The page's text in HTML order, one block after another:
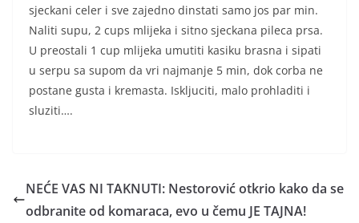
sjeckani celer i sve zajedno dinstati samo jos par min.
Naliti supu, 2 cups mlijeka i sitno sjeckana pileca prsa.
U preostali 1 cup mlijeka umutiti kasiku brasna i sipati
u serpu sa supom da vri najmanje 5 min, dok corba ne
postane gusta i kremasta. Iskljuciti, malo prohladiti i
sluziti….
NEĆE VAS NI TAKNUTI: Nestorović otkrio kako da se
odbranite od komaraca, evo u čemu JE TAJNA!